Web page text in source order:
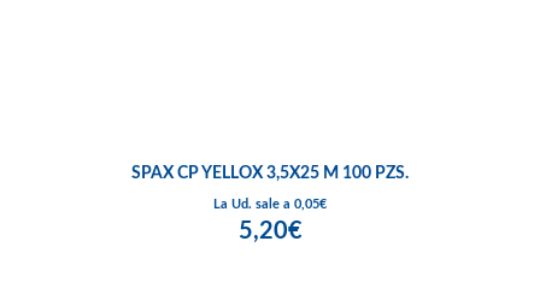
SPAX CP YELLOX 3,5X25 M 100 PZS.
La Ud. sale a 0,05€
5,20€